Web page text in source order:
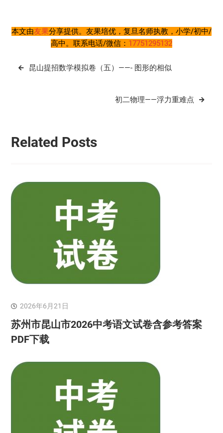
本文由友果分享提供。友果培优，复旦名师执教，小学/初中/
高中。联系电话/微信： 17751295132
文
昆山提招数学模拟卷（五）——- 图形的相似
初二物理——浮力重难点
Related Posts
2026年6月21日
苏州市昆山市2026中考语文试卷含参考答案
PDF下载